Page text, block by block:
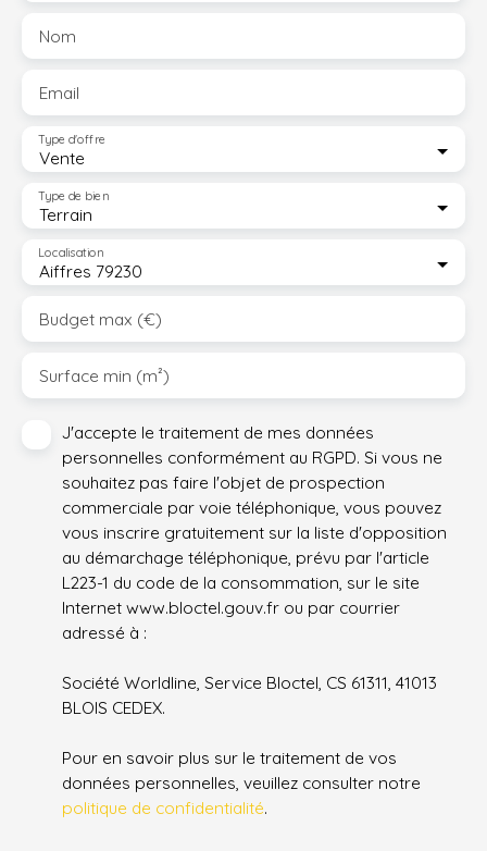
Nom
Email
Vente
Type d'offre
Terrain
Type de bien
Aiffres 79230
Localisation
Budget max (€)
Surface min (m²)
J'accepte le traitement de mes données
personnelles conformément au RGPD. Si vous ne
souhaitez pas faire l'objet de prospection
commerciale par voie téléphonique, vous pouvez
vous inscrire gratuitement sur la liste d'opposition
au démarchage téléphonique, prévu par l'article
L223-1 du code de la consommation, sur le site
Internet www.bloctel.gouv.fr ou par courrier
adressé à :
Société Worldline, Service Bloctel, CS 61311, 41013
BLOIS CEDEX.
Pour en savoir plus sur le traitement de vos
données personnelles, veuillez consulter notre
politique de confidentialité.